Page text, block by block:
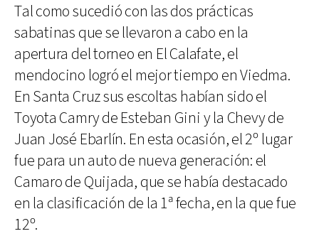
Tal como sucedió con las dos prácticas
sabatinas que se llevaron a cabo en la
apertura del torneo en El Calafate, el
mendocino logró el mejor tiempo en Viedma.
En Santa Cruz sus escoltas habían sido el
Toyota Camry de Esteban Gini y la Chevy de
Juan José Ebarlín. En esta ocasión, el 2º lugar
fue para un auto de nueva generación: el
Camaro de Quijada, que se había destacado
en la clasificación de la 1ª fecha, en la que fue
12º.